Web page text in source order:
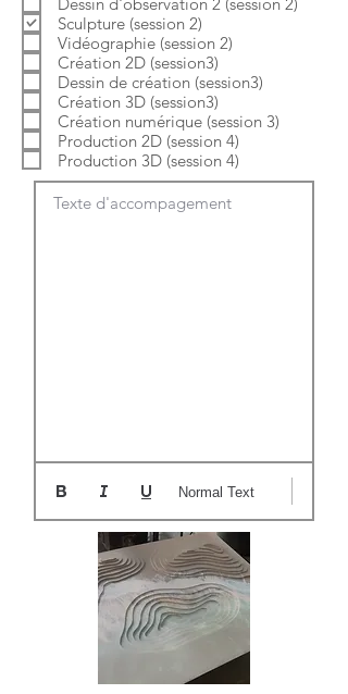
i
r
e
Sculpture (session 2)
Vidéographie (session 2)
Création 2D (session3)
Dessin de création (session3)
Création 3D (session3)
Création numérique (session 3)
Production 2D (session 4)
Production 3D (session 4)
Texte d'accompagement
Normal Text